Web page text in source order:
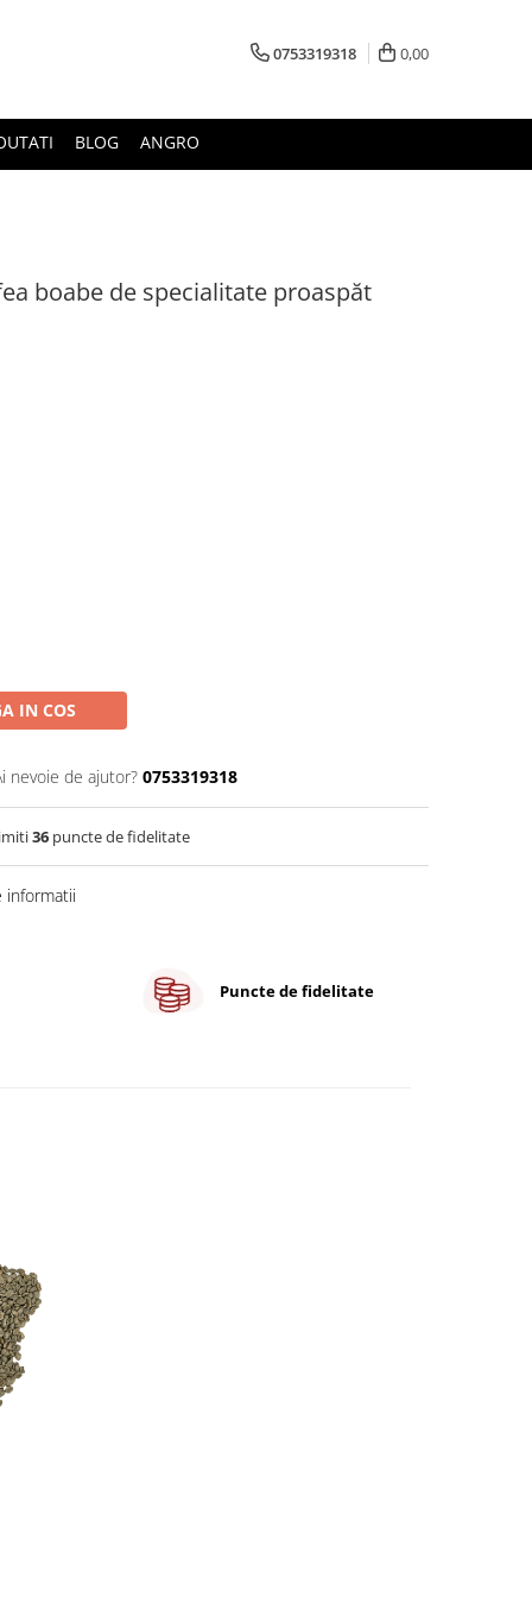
0753319318 0,00
BLOG ANGRO
boabe de specialitate proaspăt
IN COS
nevoie de ajutor? 0753319318
36 puncte de fidelitate
informatii
Puncte de fidelitate